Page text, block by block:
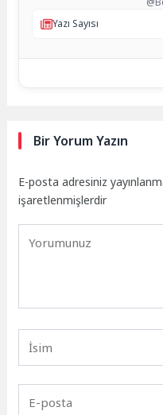
Yazı Sayısı
Bir Yorum Yazın
E-posta adresiniz
işaretlenmişlerdir